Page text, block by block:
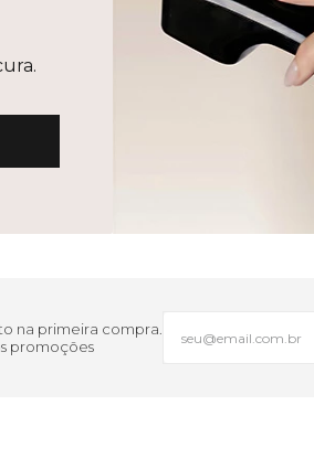
na primeira compra.
promoções